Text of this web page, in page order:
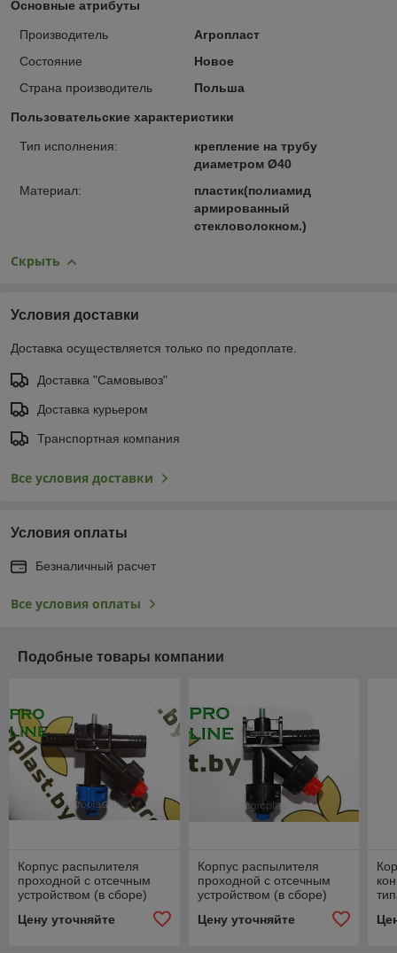
Основные атрибуты
Производитель
Агропласт
Состояние
Новое
Страна производитель
Польша
Пользовательские характеристики
Тип исполнения:
крепление на трубу
диаметром Ø40
Материал:
пластик(полиамид
армированный
стекловолокном.)
Скрыть
Условия доставки
Доставка осуществляется только по предоплате.
Доставка "Самовывоз"
Доставка курьером
Транспортная компания
Все условия доставки
Условия оплаты
Безналичный расчет
Все условия оплаты
Подобные товары компании
Корпус распылителя
проходной с отсечным
устройством (в сборе)
Цену уточняйте
Корпус распылителя
проходной с отсечным
устройством (в сборе)
Цену уточняйте